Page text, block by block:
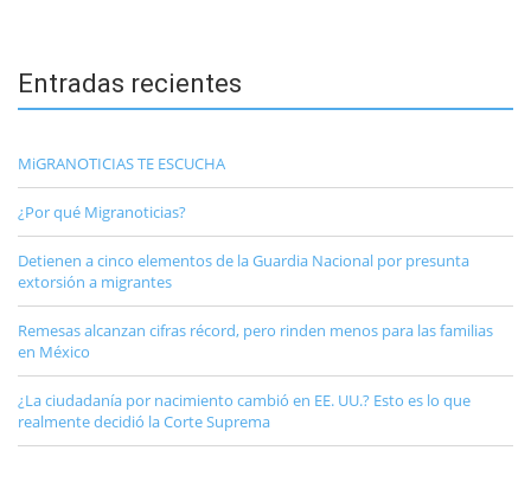
Entradas recientes
MiGRANOTICIAS TE ESCUCHA
¿Por qué Migranoticias?
Detienen a cinco elementos de la Guardia Nacional por presunta
extorsión a migrantes
Remesas alcanzan cifras récord, pero rinden menos para las familias
en México
¿La ciudadanía por nacimiento cambió en EE. UU.? Esto es lo que
realmente decidió la Corte Suprema